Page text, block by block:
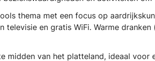
thema met een focus op
televisie en gratis WiFi. Warme
midden van het platteland, ideaal voor